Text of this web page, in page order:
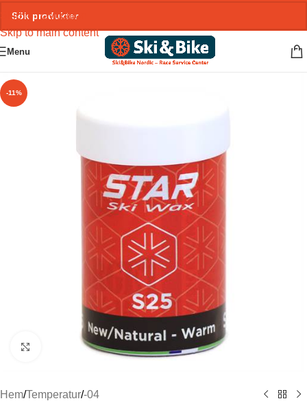
Skip to navigation
Skip to main content
Menu
-11%
Click to enlarge
Hem/Temperatur/-04